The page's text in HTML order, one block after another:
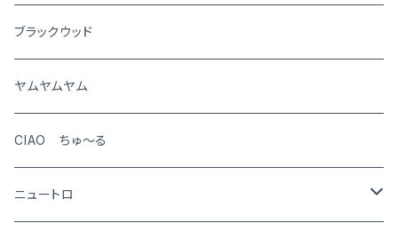
犬
猫
ブラックウッド
ヤムヤムヤム
CIAO ちゅ～る
ニュートロ